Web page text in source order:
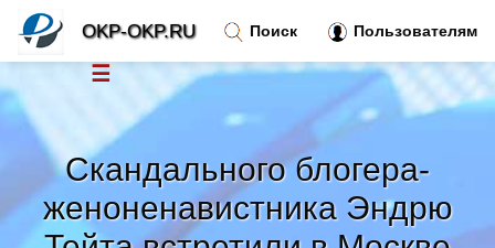
Скандального блогера-
женоненавистника Эндрю
Поиск Пользователям
OKP-OKP.RU
☰
Тренды новостей »
Рубрики»